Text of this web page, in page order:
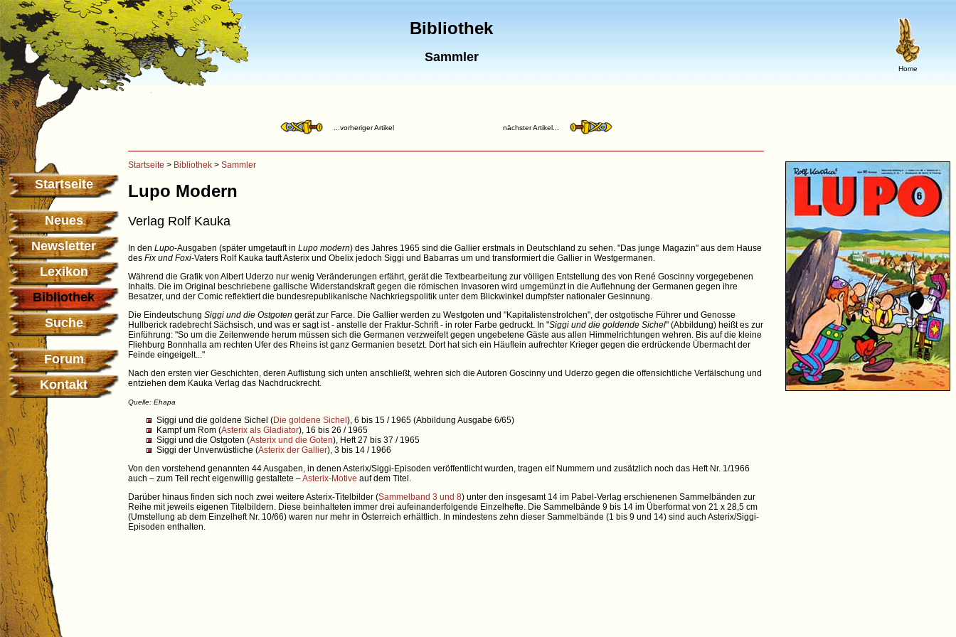
Home
Bibliothek
Sammler
Startseite
Neues
Newsletter
Lexikon
Bibliothek
Suche
Forum
Kontakt
...vorheriger Artikel nächster Artikel...
Startseite > Bibliothek > Sammler
Lupo Modern
Verlag Rolf Kauka
In den Lupo-Ausgaben (später umgetauft in Lupo modern) des Jahres 1965 sind die Gallier erstmals in Deutschland zu sehen. "Das junge Magazin" aus dem Hause
des Fix und Foxi-Vaters Rolf Kauka tauft Asterix und Obelix jedoch Siggi und Babarras um und transformiert die Gallier in Westgermanen.
Während die Grafik von Albert Uderzo nur wenig Veränderungen erfährt, gerät die Textbearbeitung zur völligen Entstellung des von René Goscinny vorgegebenen
Inhalts. Die im Original beschriebene gallische Widerstandskraft gegen die römischen Invasoren wird umgemünzt in die Auflehnung der Germanen gegen ihre
Besatzer, und der Comic reflektiert die bundesrepublikanische Nachkriegspolitik unter dem Blickwinkel dumpfster nationaler Gesinnung.
Die Eindeutschung Siggi und die Ostgoten gerät zur Farce. Die Gallier werden zu Westgoten und "Kapitalistenstrolchen", der ostgotische Führer und Genosse
Hullberick radebrecht Sächsisch, und was er sagt ist - anstelle der Fraktur-Schrift - in roter Farbe gedruckt. In "Siggi und die goldende Sichel" (Abbildung) heißt es zur
Einführung: "So um die Zeitenwende herum müssen sich die Germanen verzweifelt gegen ungebetene Gäste aus allen Himmelrichtungen wehren. Bis auf die kleine
Fliehburg Bonnhalla am rechten Ufer des Rheins ist ganz Germanien besetzt. Dort hat sich ein Häuflein aufrechter Krieger gegen die erdrückende Übermacht der
Feinde eingeigelt..."
Nach den ersten vier Geschichten, deren Auflistung sich unten anschließt, wehren sich die Autoren Goscinny und Uderzo gegen die offensichtliche Verfälschung und
entziehen dem Kauka Verlag das Nachdruckrecht.
Quelle: Ehapa
Siggi und die goldene Sichel (Die goldene Sichel ), 6 bis 15 / 1965 (Abbildung Ausgabe 6/65)
Kampf um Rom (Asterix als Gladiator), 16 bis 26 / 1965
Siggi und die Ostgoten (Asterix und die Goten), Heft 27 bis 37 / 1965
Siggi der Unverwüstliche (Asterix der Gallier), 3 bis 14 / 1966
Von den vorstehend genannten 44 Ausgaben, in denen Asterix/Siggi-Episoden veröffentlicht wurden, tragen elf Nummern und zusätzlich noch das Heft Nr. 1/1966
auch – zum Teil recht eigenwillig gestaltete –Asterix-Motive auf dem Titel.
Darüber hinaus finden sich noch zwei weitere Asterix-Titelbilder (Sammelband 3 und 8) unter den insgesamt 14 im Pabel-Verlag erschienenen Sammelbänden zur
Reihe mit jeweils eigenen Titelbildern. Diese beinhalteten immer drei aufeinanderfolgende Einzelhefte. Die Sammelbände 9 bis 14 im Überformat von 21 x 28,5 cm
(Umstellung ab dem Einzelheft Nr. 10/66) waren nur mehr in Österreich erhältlich. In mindestens zehn dieser Sammelbände (1 bis 9 und 14) sind auch Asterix/Siggi-
Episoden enthalten.